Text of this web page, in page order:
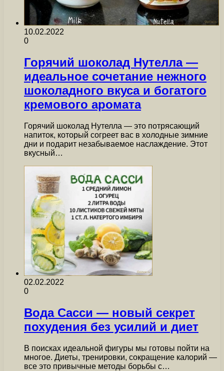
10.02.2022
0
Горячий шоколад Нутелла —
идеальное сочетание нежного
шоколадного вкуса и богатого
кремового аромата
Горячий шоколад Нутелла — это потрясающий
напиток, который согреет вас в холодные зимние
дни и подарит незабываемое наслаждение. Этот
вкусный…
02.02.2022
0
Вода Сасси — новый секрет
похудения без усилий и диет
В поисках идеальной фигуры мы готовы пойти на
многое. Диеты, тренировки, сокращение калорий —
все это привычные методы борьбы с…